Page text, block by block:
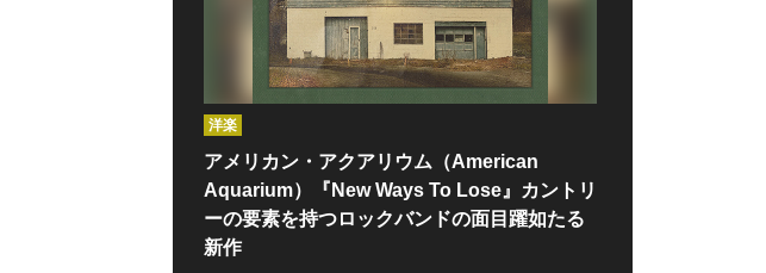
洋楽
アメリカン・アクアリウム（American
Aquarium）『New Ways To Lose』カントリ
ーの要素を持つロックバンドの面目躍如たる
新作